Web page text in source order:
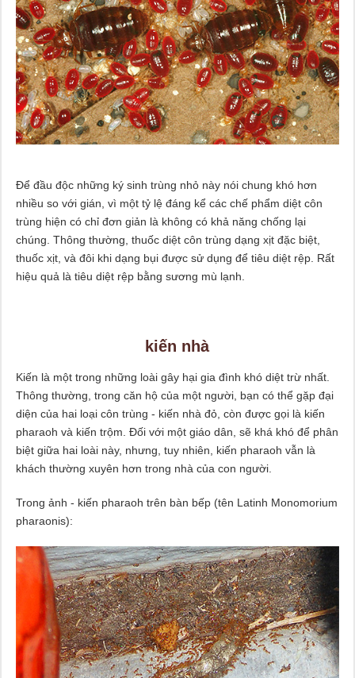
Để đầu độc những ký sinh trùng nhỏ này nói chung khó hơn
nhiều so với gián, vì một tỷ lệ đáng kể các chế phẩm diệt côn
trùng hiện có chỉ đơn giản là không có khả năng chống lại
chúng. Thông thường, thuốc diệt côn trùng dạng xịt đặc biệt,
thuốc xịt, và đôi khi dạng bụi được sử dụng để tiêu diệt rệp. Rất
hiệu quả là tiêu diệt rệp bằng sương mù lạnh.
kiến nhà
Kiến là một trong những loài gây hại gia đình khó diệt trừ nhất.
Thông thường, trong căn hộ của một người, bạn có thể gặp đại
diện của hai loại côn trùng - kiến ​​nhà đỏ, còn được gọi là kiến ​​
pharaoh và kiến ​​trộm. Đối với một giáo dân, sẽ khá khó để phân
biệt giữa hai loài này, nhưng, tuy nhiên, kiến ​​pharaoh vẫn là
khách thường xuyên hơn trong nhà của con người.
Trong ảnh - kiến ​​pharaoh trên bàn bếp (tên Latinh Monomorium
pharaonis):